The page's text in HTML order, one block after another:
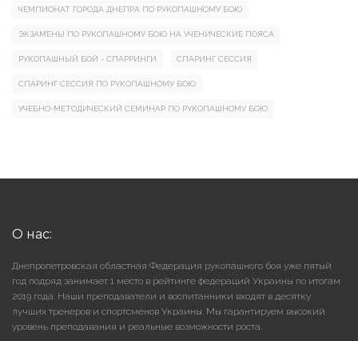
ЧЕМПИОНАТ ГОРОДА ДНЕПРА ПО РУКОПАШНОМУ БОЮ
ЭКЗАМЕНЫ ПО РУКОПАШНОМУ БОЮ НА УЧЕНИЧЕСКИЕ ПОЯСА
РУКОПАШНЫЙ БОЙ - СПАРРИНГИ СПАРИНГ СЕССИЯ
СПАРИНГ СЕССИЯ ПО РУКОПАШНОМУ БОЮ
УЧЕБНО-МЕТОДИЧЕСКИЙ СЕМИНАР ПО РУКОПАШНОМУ БОЮ
О нас:
Днепропетровская областная Федерация рукопашного боя уже пятый
год подряд занимает 1 место в рейтинге федераций Украины по итогам
2019 года. Наши преподаватели и воспитанники входят в десятку
лучших тренеров и спортсменов Украины. Мы гарантируем высокий
уровень преподавания и реальные возможности роста.